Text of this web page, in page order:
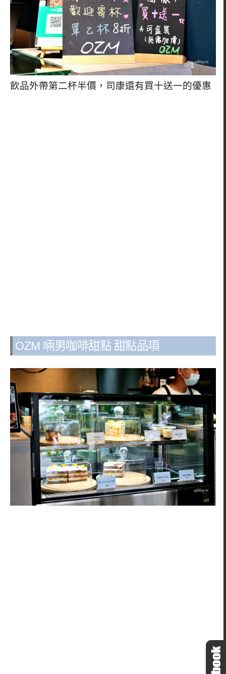
飲品外帶第二杯半價，司康還有買十送一的優惠
OZM 啢男咖啡甜點 甜點品項